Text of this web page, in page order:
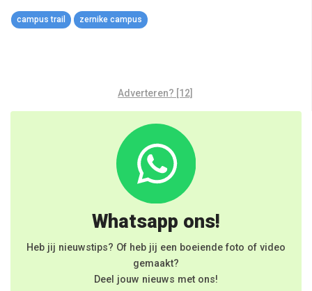
campus trail zernike campus
Adverteren? [12]
Whatsapp ons!
Heb jij nieuwstips? Of heb jij een boeiende foto of video
gemaakt?
Deel jouw nieuws met ons!